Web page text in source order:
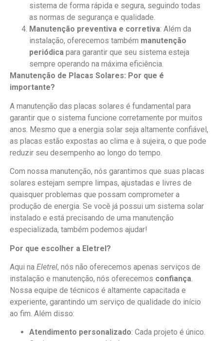
sistema de forma rápida e segura, seguindo todas
as normas de segurança e qualidade.
Manutenção preventiva e corretiva: Além da
instalação, oferecemos também manutenção
periódica para garantir que seu sistema esteja
sempre operando na máxima eficiência.
Manutenção de Placas Solares: Por que é
importante?
A manutenção das placas solares é fundamental para
garantir que o sistema funcione corretamente por muitos
anos. Mesmo que a energia solar seja altamente confiável,
as placas estão expostas ao clima e à sujeira, o que pode
reduzir seu desempenho ao longo do tempo.
Com nossa manutenção, nós garantimos que suas placas
solares estejam sempre limpas, ajustadas e livres de
quaisquer problemas que possam comprometer a
produção de energia. Se você já possui um sistema solar
instalado e está precisando de uma manutenção
especializada, também podemos ajudar!
Por que escolher a Eletrel?
Aqui na Eletrel, nós não oferecemos apenas serviços de
instalação e manutenção, nós oferecemos confiança.
Nossa equipe de técnicos é altamente capacitada e
experiente, garantindo um serviço de qualidade do início
ao fim. Além disso:
Atendimento personalizado: Cada projeto é único.